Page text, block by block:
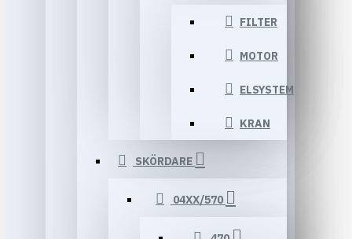
FILTER
MOTOR
ELSYSTEM
KRAN
SKÖRDARE
04XX/570